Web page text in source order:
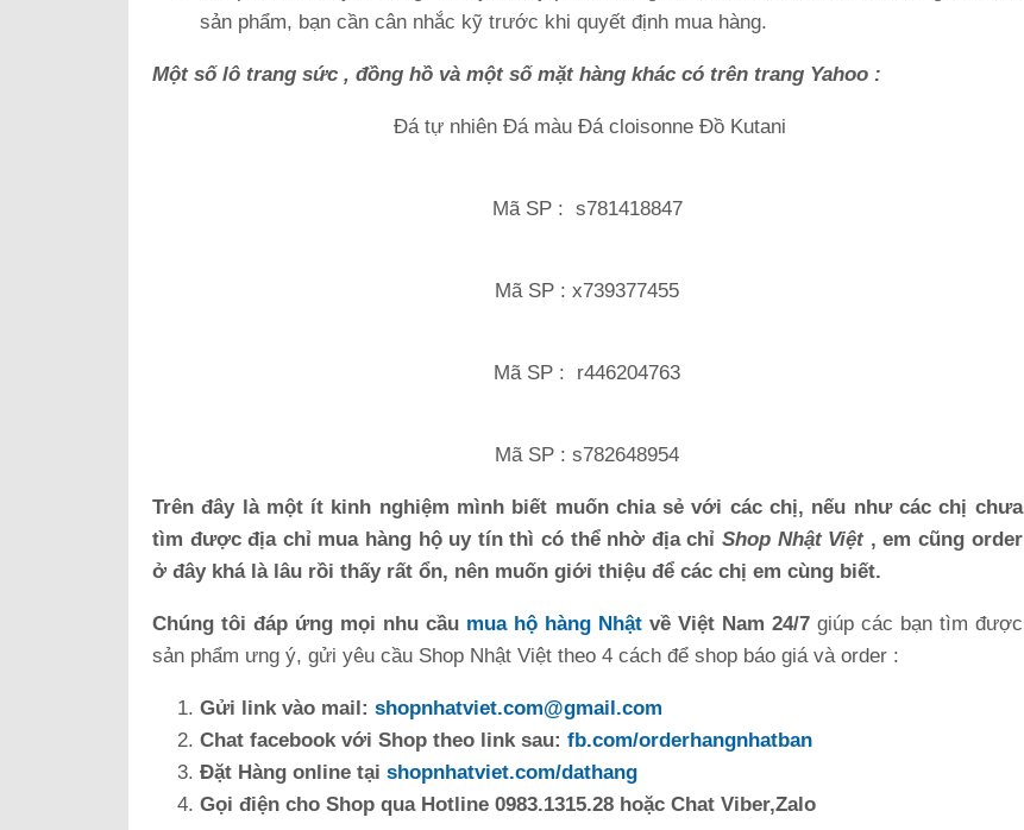
sản phẩm, bạn cần cân nhắc kỹ trước khi quyết định mua hàng.
Một số lô trang sức , đồng hồ và một số mặt hàng khác có trên trang Yahoo :
Đá tự nhiên Đá màu Đá cloisonne Đồ Kutani
Mã SP : s781418847
Mã SP : x739377455
Mã SP : r446204763
Mã SP : s782648954
Trên đây là một ít kinh nghiệm mình biết muốn chia sẻ với các chị, nếu như các chị chưa
tìm được địa chỉ mua hàng hộ uy tín thì có thể nhờ địa chỉ Shop Nhật Việt, em cũng order
ở đây khá là lâu rồi thấy rất ổn, nên muốn giới thiệu để các chị em cùng biết.
Chúng tôi đáp ứng mọi nhu cầu mua hộ hàng Nhậtvề Việt Nam 24/7giúp các bạn tìm được
sản phẩm ưng ý, gửi yêu cầu Shop Nhật Việt theo 4 cách để shop báo giá và order :
Gửi link vào mail: shopnhatviet.com@gmail.com
Chat facebook với Shop theo link sau: fb.com/orderhangnhatban
Đặt Hàng online tại shopnhatviet.com/dathang
Gọi điện cho Shop qua Hotline 0983.1315.28 hoặc Chat Viber,Zalo